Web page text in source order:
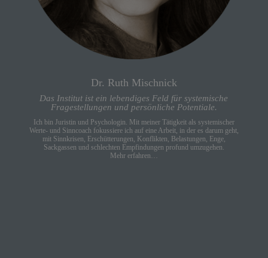
Dr. Ruth Mischnick
Das Institut ist ein lebendiges Feld für systemische
Fragestellungen und persönliche Potentiale.
Ich bin Juristin und Psychologin. M it meiner Tätigkeit als systemischer
Werte- und Sinncoach fokussiere ich auf eine Arbeit, in der es darum geht,
mit Sinnkrisen, Erschütterungen, Konflikten, Belastungen, Enge,
Sackgassen und schlechten Empfindungen profund umzugehen.
Mehr erfahren…